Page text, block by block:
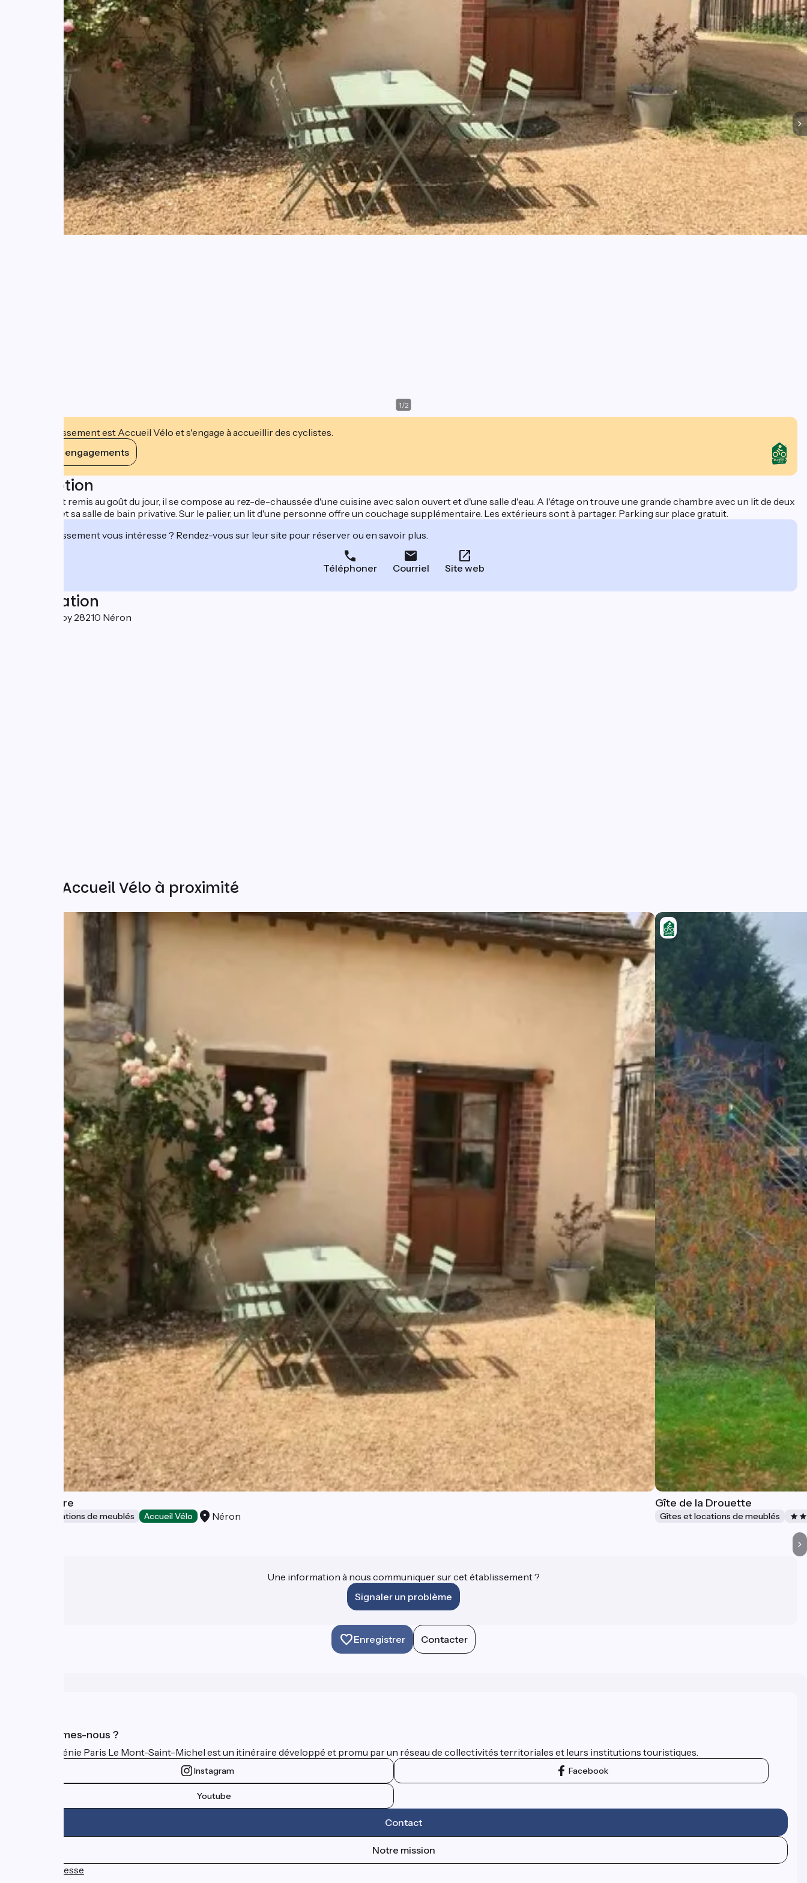
1/2
Cet établissement est Accueil Vélo et s'engage à accueillir des cyclistes.
Voir ses engagements
Description
Entièrement remis au goût du jour, il se compose au rez-de-chaussée d'une cuisine avec salon ouvert et d'une salle d'eau. A l'étage on trouve une grande chambre avec un lit de deux
personnes et sa salle de bain privative. Sur le palier, un lit d'une personne offre un couchage supplémentaire. Les extérieurs sont à partager. Parking sur place gratuit.
Cet établissement vous intéresse ? Rendez-vous sur leur site pour réserver ou en savoir plus.
Téléphoner Courriel Site web
Localisation
2 rue d'Ormoy 28210 Néron
Autres Accueil Vélo à proximité
La Poulinière
Gîtes et locations de meublés Accueil Vélo Néron
Gîte de la Drouette
Gîtes et locations de meublés
Une information à nous communiquer sur cet établissement ?
Signaler un problème
Enregistrer Contacter
Qui sommes-nous ?
La Véloscénie Paris Le Mont-Saint-Michel est un itinéraire développé et promu par un réseau de collectivités territoriales et leurs institutions touristiques.
Instagram Facebook
Youtube
Contact
Notre mission
Espace Presse